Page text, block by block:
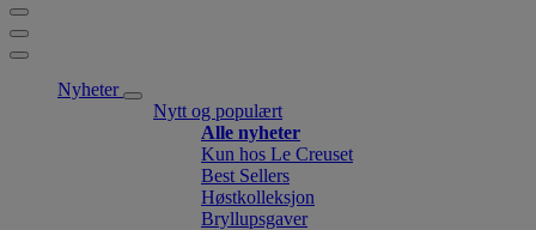
Nyheter
Nytt og populært
Alle nyheter
Kun hos Le Creuset
Best Sellers
Høstkolleksjon
Bryllupsgaver